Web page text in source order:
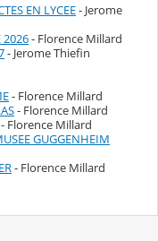
EN LYCEE- Jerome
2026- Florence Millard
- Jerome Thiefin
- Florence Millard
- Florence Millard
- Florence Millard
GUGGENHEIM
- Florence Millard